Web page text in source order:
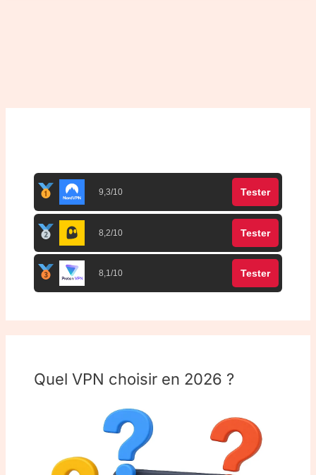
9,3/10 Tester
8,2/10 Tester
8,1/10 Tester
Quel VPN choisir en 2026 ?